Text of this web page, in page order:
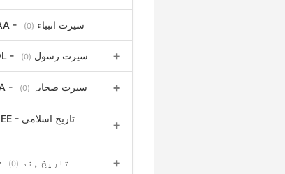
0085 - SEERAT E ANBIYAA - سیرت انبیاء (0)
0090 - SEERAT E RASOOL - سیرت رسول (0)
0100 - SEERAT E SAHABA - سیرت صحابہ (0)
0110 - TAARIKH E ISLAMEE - تاریخ اسلامی
0120 - TAARIKH E HIND - تاریخ ہند (0)